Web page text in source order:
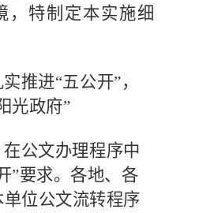
，特制定本实施细
实推进“五公开”，
光政府”
在公文办理程序中
”要求。各地、各
位公文流转程序